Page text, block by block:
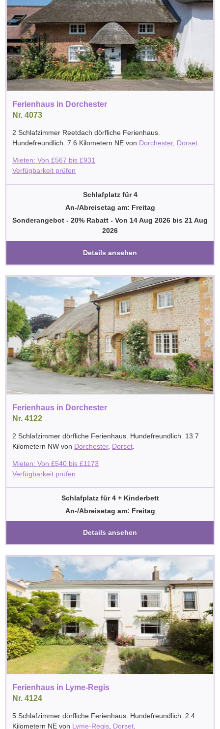
Ferienhaus in Dorchester
Nr. 4073
2 Schlafzimmer Reetdach dörfliche Ferienhaus.
Hundefreundlich. 7.6 Kilometern NE von Dorchester, Dorset.
Mieten: Von£567 bis£931
Verfügbarkeit prüfen
Schlafplatz für 4
An-/Abreisetag am: Freitag
Sonderangebot - 20% Rabatt - Von 14 Aug 2026 bis 21 Aug
2026
Details ansehen
Ferienhaus in Dorchester
Nr. 4122
2 Schlafzimmer dörfliche Ferienhaus. Hundefreundlich. 13.7
Kilometern NW von Dorchester, Dorset
Mieten: Von£540 bis£1173
Verfügbarkeit prüfen
Schlafplatz für 4 + Kinderbett
An-/Abreisetag am: Freitag
Details ansehen
Ferienhaus in Lyme-Regis
Nr. 4124
5 Schlafzimmer dörfliche Ferienhaus. Hundefreundlich. 2.4
Kilometern NE von Lyme-Regis, Dorset.